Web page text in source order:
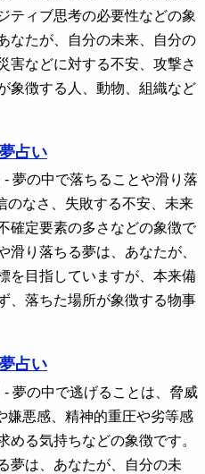
ティブ思考の必要性などの象
なたが、自分の未来、自分の
害などに対する不安、攻撃さ
象徴する人、動物、組織など
占い
- 夢の中で落ちることや滑り落
のなさ、失敗する不安、未来
確定要素の多さなどの象徴で
滑り落ちる夢は、あなたが、
を目指していますが、本来備
、落ちた場所が象徴する物事
占い
- 夢の中で逃げることは、脅威
嫌悪感、精神的重圧や劣等感
める気持ちなどの象徴です。
夢は、あなたが、自分の未